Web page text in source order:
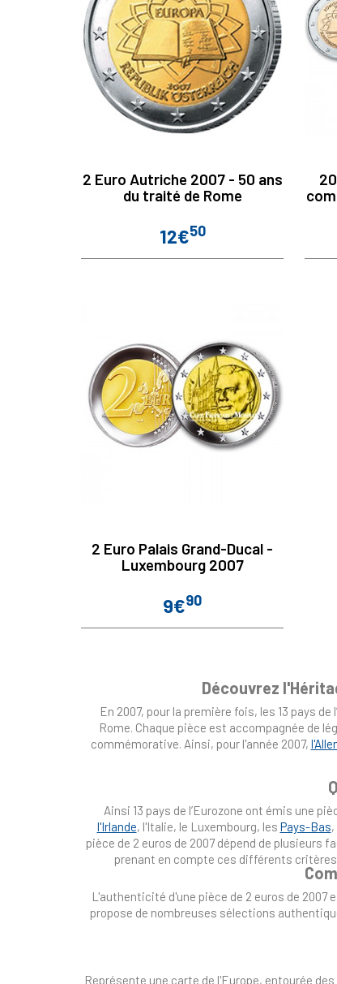
2 Euro Autriche 2007 - 50 ans
du traité de Rome
Prix
12€50
2 Euro Palais Grand-Ducal -
Luxembourg 2007
Prix
9€90
Découvrez
En 2007, pour la première fois, les 13 pays
Rome. Chaque pièce est accompagnée de
commémorative. Ainsi, pour l'année 2007,
Ainsi 13 pays de l’Eurozone ont émis une
l'Irlande, l'Italie, le Luxembourg, les Pays-Bas
pièce de 2 euros de 2007 dépend de plusieurs
prenant en compte ces différents
L'authenticité d'une pièce de 2 euros de
propose de nombreuses sélections
Représente une carte de l'Europe, entourée